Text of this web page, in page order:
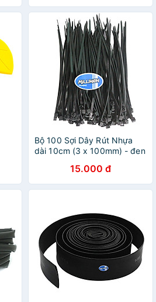
Bộ 100 Sợi Dây Rút Nhựa
dài 10cm (3 x 100mm) - đen
15.000 đ